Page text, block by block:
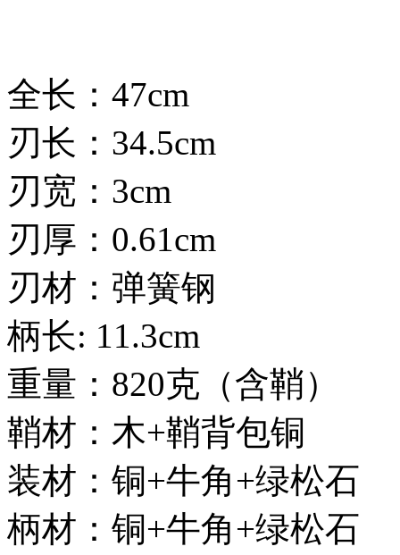
全长：47cm
刃长：34.5cm
刃宽：3cm
刃厚：0.61cm
刃材：弹簧钢
柄长: 11.3cm
重量：820克（含鞘）
鞘材：木+鞘背包铜
装材：铜+牛角+绿松石
柄材：铜+牛角+绿松石